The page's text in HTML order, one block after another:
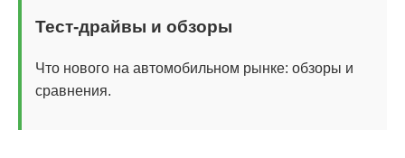
Тест-драйвы и обзоры
Что нового на автомобильном рынке: обзоры и
сравнения.